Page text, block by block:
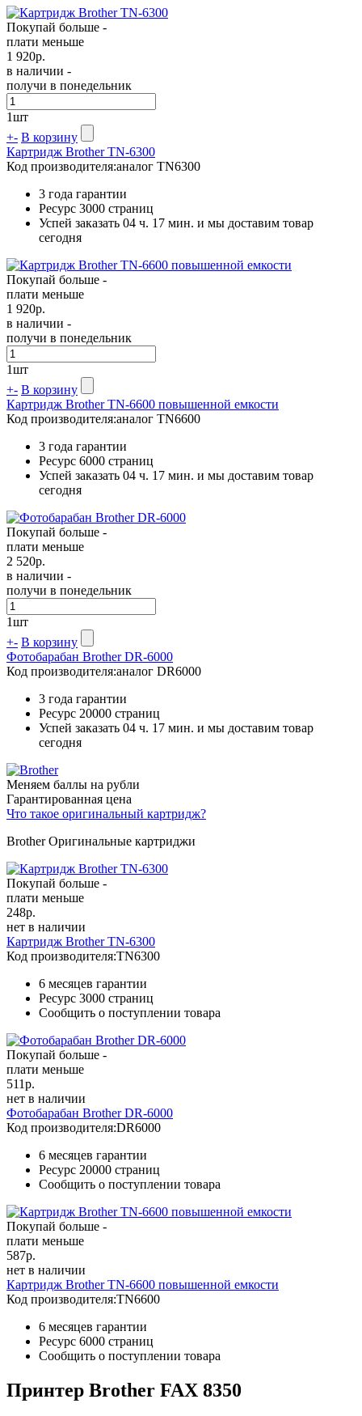
Покупай больше -
плати меньше
1 920р.
в наличии -
получи в понедельник
1шт
+- В корзину
Картридж Brother TN-6300
Код производителя:аналог TN6300
3 года гарантии
Ресурс 3000 страниц
Успей заказать 04 ч. 17 мин. и мы доставим товар
сегодня
Покупай больше -
плати меньше
1 920р.
в наличии -
получи в понедельник
1шт
+- В корзину
Картридж Brother TN-6600 повышенной емкости
Код производителя:аналог TN6600
3 года гарантии
Ресурс 6000 страниц
Успей заказать 04 ч. 17 мин. и мы доставим товар
сегодня
Покупай больше -
плати меньше
2 520р.
в наличии -
получи в понедельник
1шт
+- В корзину
Фотобарабан Brother DR-6000
Код производителя:аналог DR6000
3 года гарантии
Ресурс 20000 страниц
Успей заказать 04 ч. 17 мин. и мы доставим товар
сегодня
Меняем баллы на рубли
Гарантированная цена
Что такое оригинальный картридж?
Brother Оригинальные картриджи
Покупай больше -
плати меньше
248р.
нет в наличии
Картридж Brother TN-6300
Код производителя:TN6300
6 месяцев гарантии
Ресурс 3000 страниц
Сообщить о поступлении товара
Покупай больше -
плати меньше
511р.
нет в наличии
Фотобарабан Brother DR-6000
Код производителя:DR6000
6 месяцев гарантии
Ресурс 20000 страниц
Сообщить о поступлении товара
Покупай больше -
плати меньше
587р.
нет в наличии
Картридж Brother TN-6600 повышенной емкости
Код производителя:TN6600
6 месяцев гарантии
Ресурс 6000 страниц
Сообщить о поступлении товара
Принтер Brother FAX 8350